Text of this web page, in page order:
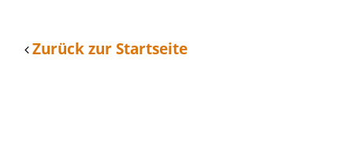
Zurück zur Startseite